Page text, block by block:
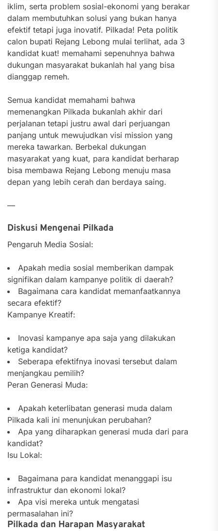
iklim, serta problem sosial-ekonomi yang berakar
dalam membutuhkan solusi yang bukan hanya
efektif tetapi juga inovatif. Pilkada! Peta politik
calon bupati Rejang Lebong mulai terlihat, ada 3
kandidat kuat! memahami sepenuhnya bahwa
dukungan masyarakat bukanlah hal yang bisa
dianggap remeh.
Semua kandidat memahami bahwa
memenangkan Pilkada bukanlah akhir dari
perjalanan tetapi justru awal dari perjuangan
panjang untuk mewujudkan visi mission yang
mereka tawarkan. Berbekal dukungan
masyarakat yang kuat, para kandidat berharap
bisa membawa Rejang Lebong menuju masa
depan yang lebih cerah dan berdaya saing.
—
Diskusi Mengenai Pilkada
Pengaruh Media Sosial:
Apakah media sosial memberikan dampak
signifikan dalam kampanye politik di daerah?
Bagaimana cara kandidat memanfaatkannya
secara efektif?
Kampanye Kreatif:
Inovasi kampanye apa saja yang dilakukan
ketiga kandidat?
Seberapa efektifnya inovasi tersebut dalam
menjangkau pemilih?
Peran Generasi Muda:
Apakah keterlibatan generasi muda dalam
Pilkada kali ini menunjukan perubahan?
Apa yang diharapkan generasi muda dari para
kandidat?
Isu Lokal:
Bagaimana para kandidat menanggapi isu
infrastruktur dan ekonomi lokal?
Apa visi mereka untuk mengatasi
permasalahan ini?
Pilkada dan Harapan Masyarakat